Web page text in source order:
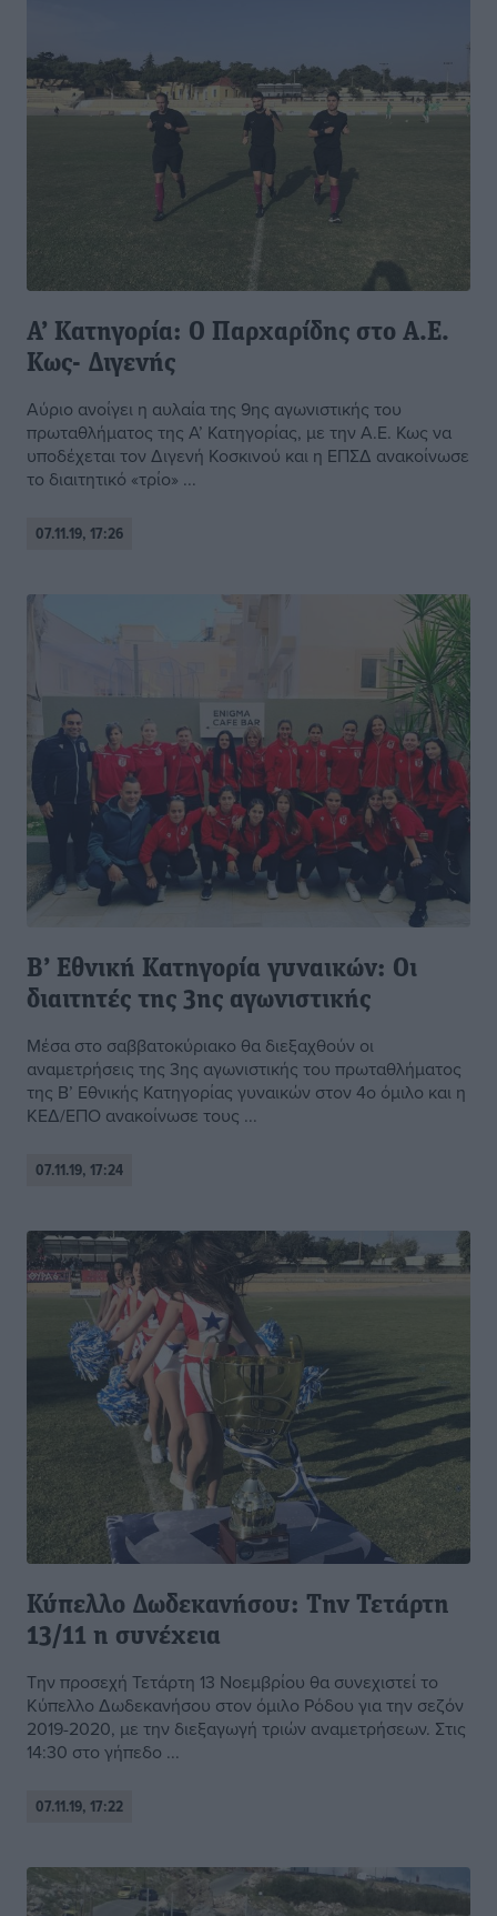
Α’ Κατηγορία: Ο Παρχαρίδης στο Α.Ε.
Κως- Διγενής
Αύριο ανοίγει η αυλαία της 9ης αγωνιστικής του
πρωταθλήματος της Α’ Κατηγορίας, με την Α.Ε. Κως να
υποδέχεται τον Διγενή Κοσκινού και η ΕΠΣΔ ανακοίνωσε
το διαιτητικό «τρίο» ...
07.11.19, 17:26
Β’ Εθνική Κατηγορία γυναικών: Οι
διαιτητές της 3ης αγωνιστικής
Μέσα στο σαββατοκύριακο θα διεξαχθούν οι
αναμετρήσεις της 3ης αγωνιστικής του πρωταθλήματος
της Β’ Εθνικής Κατηγορίας γυναικών στον 4ο όμιλο και η
ΚΕΔ/ΕΠΟ ανακοίνωσε τους ...
07.11.19, 17:24
Κύπελλο Δωδεκανήσου: Την Τετάρτη
13/11 η συνέχεια
Την προσεχή Τετάρτη 13 Νοεμβρίου θα συνεχιστεί το
Κύπελλο Δωδεκανήσου στον όμιλο Ρόδου για την σεζόν
2019-2020, με την διεξαγωγή τριών αναμετρήσεων. Στις
14:30 στο γήπεδο ...
07.11.19, 17:22